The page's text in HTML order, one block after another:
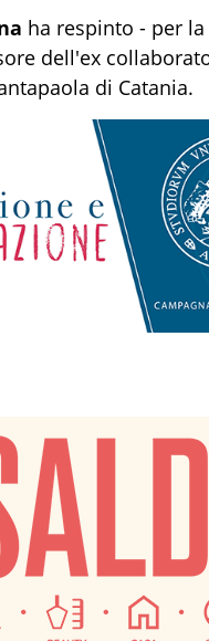
ha respinto - per la
dell'ex
di Catania.